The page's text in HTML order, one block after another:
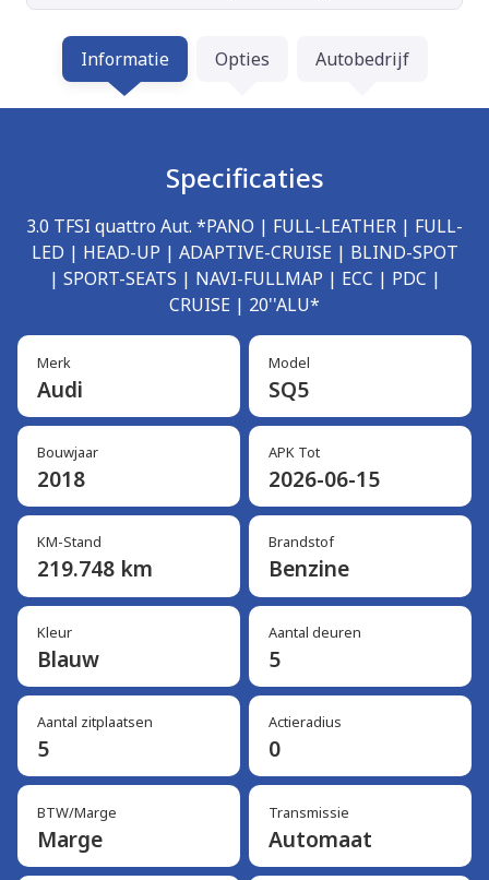
Informatie Opties Autobedrijf
Specificaties
3.0 TFSI quattro Aut. *PANO | FULL-LEATHER | FULL-
LED | HEAD-UP | ADAPTIVE-CRUISE | BLIND-SPOT
| SPORT-SEATS | NAVI-FULLMAP | ECC | PDC |
CRUISE | 20''ALU*
Merk
Audi
Model
SQ5
Bouwjaar
2018
APK Tot
2026-06-15
KM-Stand
219.748 km
Brandstof
Benzine
Kleur
Blauw
Aantal deuren
5
Aantal zitplaatsen
5
Actieradius
0
BTW/Marge
Marge
Transmissie
Automaat